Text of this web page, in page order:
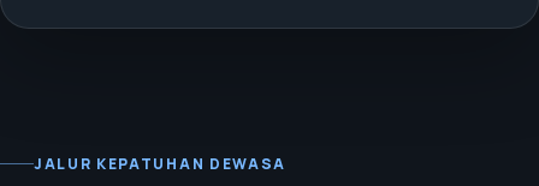
JALUR KEPATUHAN DEWASA